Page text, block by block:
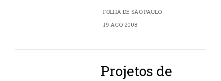
FOLHA DE SÃO PAULO
19 AGO 2008
Projetos de